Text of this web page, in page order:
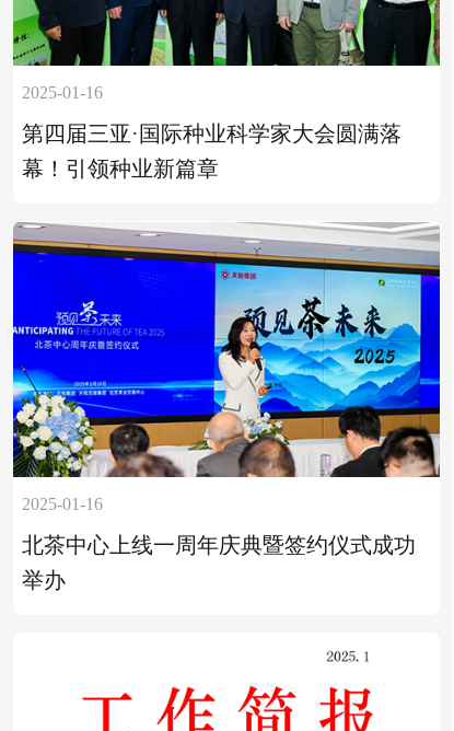
2025-01-16
第四届三亚·国际种业科学家大会圆满落
幕！引领种业新篇章
2025-01-16
北茶中心上线一周年庆典暨签约仪式成功
举办